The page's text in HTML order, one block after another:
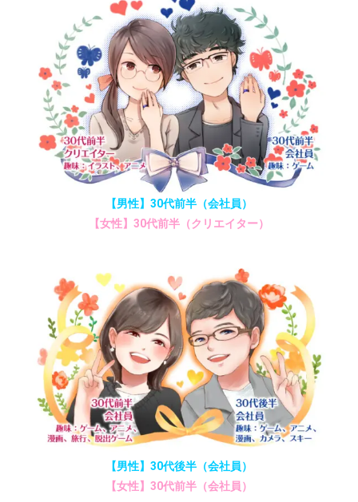
【男性】30代前半（会社員）
【女性】30代前半（クリエイター）
【男性】30代後半（会社員）
【女性】30代前半（会社員）